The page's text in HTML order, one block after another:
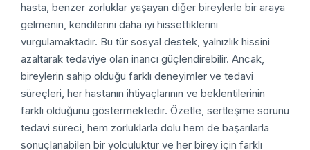
hasta, benzer zorluklar yaşayan diğer bireylerle bir araya
gelmenin, kendilerini daha iyi hissettiklerini
vurgulamaktadır. Bu tür sosyal destek, yalnızlık hissini
azaltarak tedaviye olan inancı güçlendirebilir. Ancak,
bireylerin sahip olduğu farklı deneyimler ve tedavi
süreçleri, her hastanın ihtiyaçlarının ve beklentilerinin
farklı olduğunu göstermektedir. Özetle, sertleşme sorunu
tedavi süreci, hem zorluklarla dolu hem de başarılarla
sonuçlanabilen bir yolculuktur ve her birey için farklı